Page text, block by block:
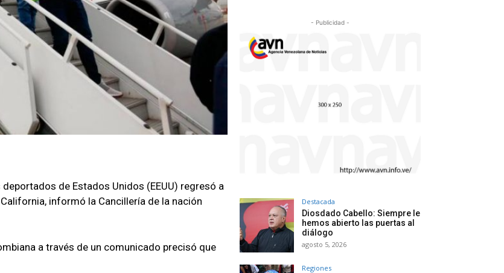
de Estados Unidos (EEUU) regresó a
informó la Cancillería de la nación
a través de un comunicado precisó que
- Publicidad -
Destacada
Diosdado Cabello: Siempre le
hemos abierto las puertas al
diálogo
agosto 5, 2026
Regiones